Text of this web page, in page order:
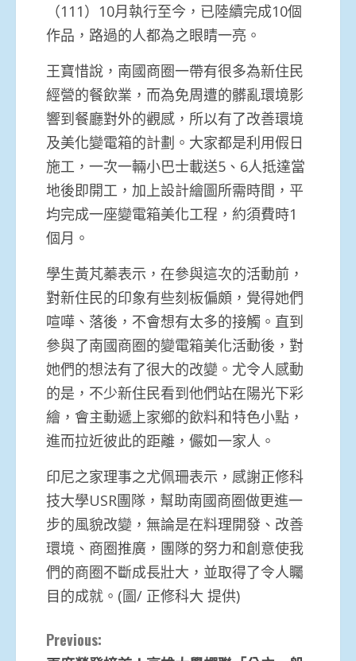
（111）10月執行至今，已陸續完成10個
作品，路過的人都為之眼睛一亮。
王寶惜說，南國商圈一帶有很多為新住民
經營的餐飲業，而為免周遭的髒亂環境影
響到餐廳對外的觀感，所以有了改善環境
及美化變電箱的計劃。大家都是利用假日
施工，一次一輛小巴士載送5、6人抵達當
地後即開工，加上設計繪圖所需時間，平
均完成一座變電箱美化工程，約須費時1
個月。
學生黃芃蓁表示，在參與這次的活動前，
對新住民的印象有些刻板偏頗，覺得她們
喧嘩、落後，不會想有太多的接觸。直到
參與了南國商圈的變電箱美化活動後，對
她們的想法有了很大的改變。尤令人感動
的是，不少新住民看到他們站在陽光下彩
繪，會主動遞上家鄉的飲料和特色小點，
進而拉近彼此的距離，儼如一家人。
印尼之家理事之尤佩珊表示，感謝正修科
技大學USR團隊，幫助南國商圈做更進一
步的風貌改變，無論是在料理開發、改善
環境、商圈推廣，團隊的努力和創意使我
們的商圈不斷成長壯大，並取得了令人矚
目的成就。(圖/ 正修科大 提供)
Continue
Previous: